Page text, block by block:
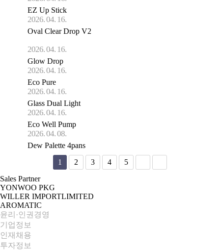
EZ Up Stick
2026. 04. 16.
Oval Clear Drop V2
2026. 04. 16.
Glow Drop
2026. 04. 16.
Eco Pure
2026. 04. 16.
Glass Dual Light
2026. 04. 16.
Eco Well Pump
2026. 04. 08.
Dew Palette 4pans
1
2 3 4
5
Sales Partner
YONWOO PKG
WILLER IMPORTLIMITED
AROMATIC
윤리·인권경영
기업정보
인재채용
투자정보